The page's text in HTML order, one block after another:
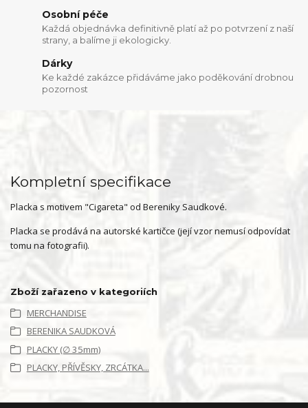
Osobní péče
Každá objednávka definitivně platí až po potvrzení z naší
strany, a balíme ji ekologicky.
Dárky
Ke každé zakázce přidáváme jako poděkování drobnou
pozornost
Kompletní specifikace
Placka s motivem "Cigareta" od Bereniky Saudkové.
Placka se prodává na autorské kartičce (její vzor nemusí odpovídat
tomu na fotografii).
Zboží zařazeno v kategoriích
MERCHANDISE
BERENIKA SAUDKOVÁ
PLACKY (∅ 35mm)
PLACKY, PŘÍVĚSKY, ZRCÁTKA...